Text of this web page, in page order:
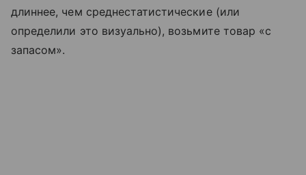
длиннее, чем среднестатистические (или
определили это визуально), возьмите товар «с
запасом».